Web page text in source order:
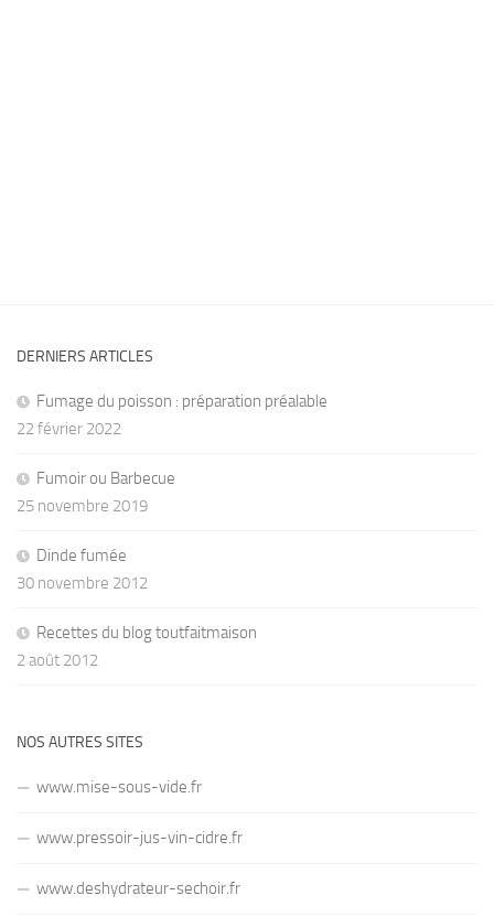
DERNIERS ARTICLES
Fumage du poisson : préparation préalable
22 février 2022
Fumoir ou Barbecue
25 novembre 2019
Dinde fumée
30 novembre 2012
Recettes du blog toutfaitmaison
2 août 2012
NOS AUTRES SITES
www.mise-sous-vide.fr
www.pressoir-jus-vin-cidre.fr
www.deshydrateur-sechoir.fr